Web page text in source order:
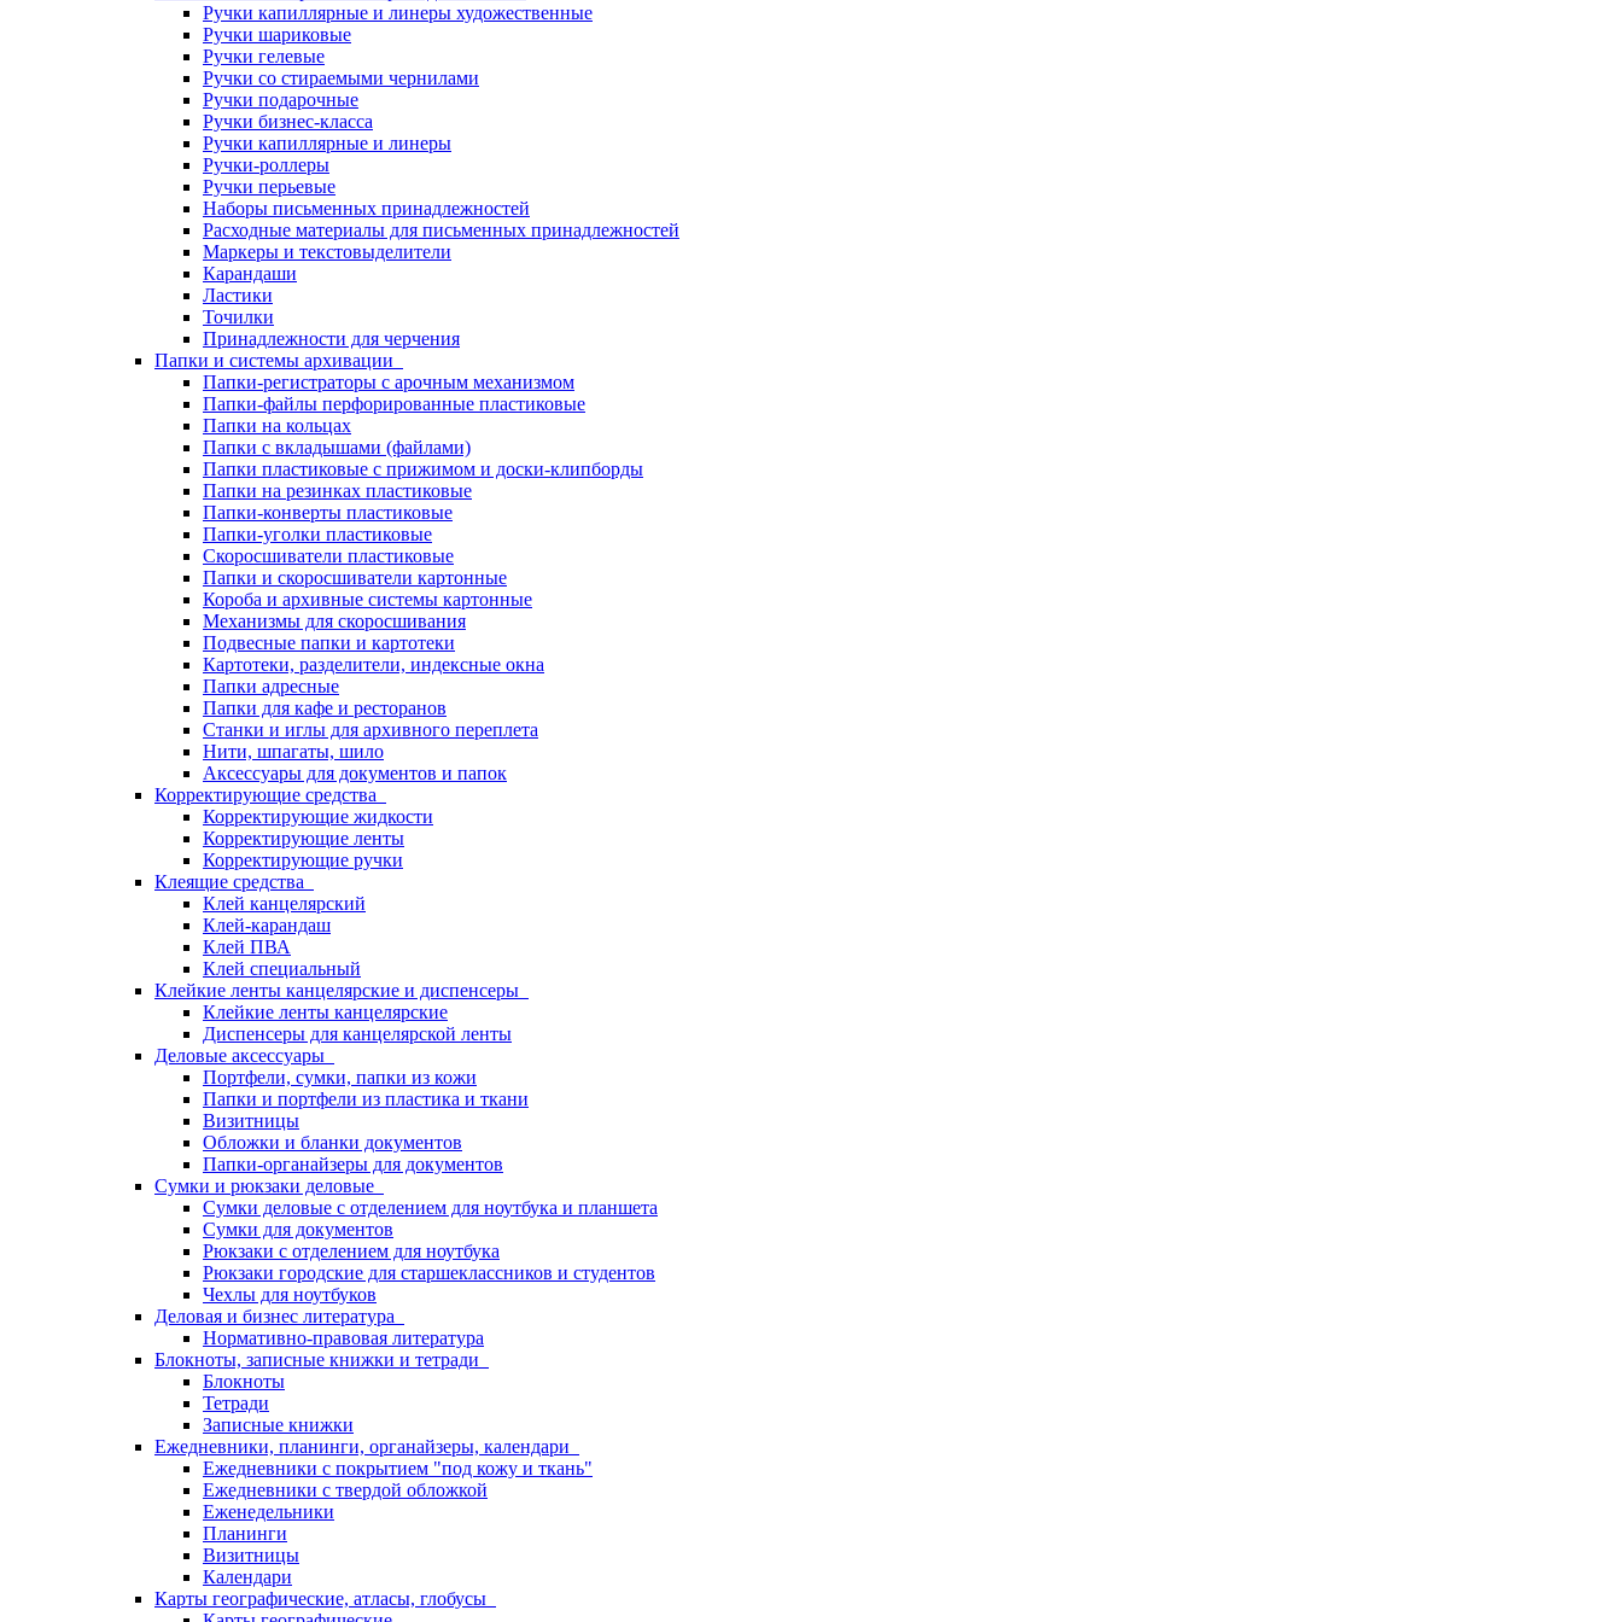
Ручки капиллярные и линеры художественные
Ручки шариковые
Ручки гелевые
Ручки со стираемыми чернилами
Ручки подарочные
Ручки бизнес-класса
Ручки капиллярные и линеры
Ручки-роллеры
Ручки перьевые
Наборы письменных принадлежностей
Расходные материалы для письменных принадлежностей
Маркеры и текстовыделители
Карандаши
Ластики
Точилки
Принадлежности для черчения
Папки и системы архивации
Папки-регистраторы с арочным механизмом
Папки-файлы перфорированные пластиковые
Папки на кольцах
Папки с вкладышами (файлами)
Папки пластиковые с прижимом и доски-клипборды
Папки на резинках пластиковые
Папки-конверты пластиковые
Папки-уголки пластиковые
Скоросшиватели пластиковые
Папки и скоросшиватели картонные
Короба и архивные системы картонные
Механизмы для скоросшивания
Подвесные папки и картотеки
Картотеки, разделители, индексные окна
Папки адресные
Папки для кафе и ресторанов
Станки и иглы для архивного переплета
Нити, шпагаты, шило
Аксессуары для документов и папок
Корректирующие средства
Корректирующие жидкости
Корректирующие ленты
Корректирующие ручки
Клеящие средства
Клей канцелярский
Клей-карандаш
Клей ПВА
Клей специальный
Клейкие ленты канцелярские и диспенсеры
Клейкие ленты канцелярские
Диспенсеры для канцелярской ленты
Деловые аксессуары
Портфели, сумки, папки из кожи
Папки и портфели из пластика и ткани
Визитницы
Обложки и бланки документов
Папки-органайзеры для документов
Сумки и рюкзаки деловые
Сумки деловые с отделением для ноутбука и планшета
Сумки для документов
Рюкзаки с отделением для ноутбука
Рюкзаки городские для старшеклассников и студентов
Чехлы для ноутбуков
Деловая и бизнес литература
Нормативно-правовая литература
Блокноты, записные книжки и тетради
Блокноты
Тетради
Записные книжки
Ежедневники, планинги, органайзеры, календари
Ежедневники с покрытием "под кожу и ткань"
Ежедневники с твердой обложкой
Еженедельники
Планинги
Визитницы
Календари
Карты географические, атласы, глобусы